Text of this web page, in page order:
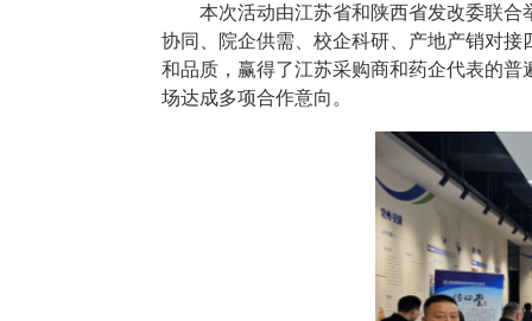
本次活动由江苏省和陕西省发改委联
协同、院企供需、校企科研、产地产销对
和品质，赢得了江苏采购商和药企代表的
场达成多项合作意向。